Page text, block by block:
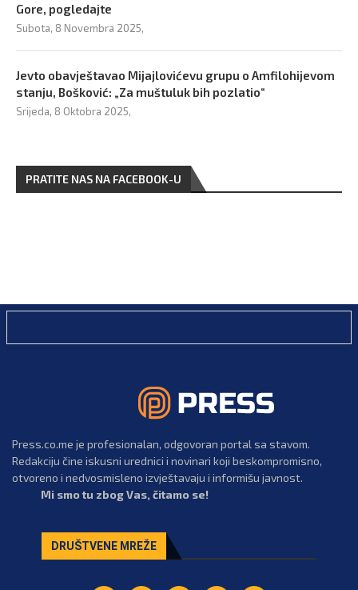
Gore, pogledajte
Subota, 8 Novembra 2025,
Jevto obavještavao Mijajlovićevu grupu o Amfilohijevom
stanju, Bošković: „Za muštuluk bih pozlatio“
Srijeda, 8 Oktobra 2025,
PRATITE NAS NA FACEBOOK-U
Press.co.me je profesionalan, odgovoran portal sa stavom.
Redakciju čine iskusni urednici i novinari koji beskompromisno,
otvoreno i nedvosmisleno izvještavaju i informišu javnost.
Mi smo tu zbog Vas, čitamo se!
DRUŠTVENE MREŽE